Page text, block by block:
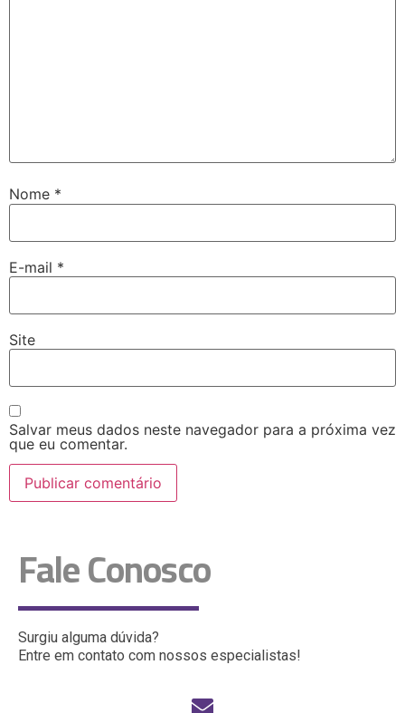
Nome *
E-mail *
Site
Salvar meus dados neste navegador para a próxima vez
que eu comentar.
Fale Conosco
Surgiu alguma dúvida?
Entre em contato com nossos especialistas!